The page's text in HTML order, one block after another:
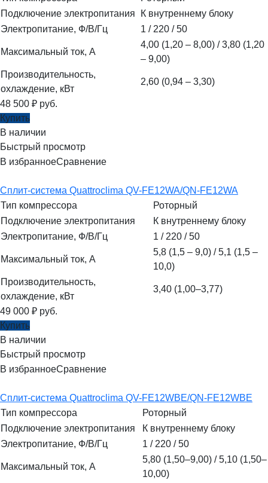
Подключение электропитания
К внутреннему блоку
Электропитание, Ф/В/Гц
1 / 220 / 50
Максимальный ток, А
4,00 (1,20 – 8,00) / 3,80 (1,20
– 9,00)
Производительность,
охлаждение, кВт
2,60 (0,94 – 3,30)
48 500 ₽ руб.
Купить
В наличии
Быстрый просмотр
В избранноеСравнение
Сплит-система Quattroclima QV-FE12WA/QN-FE12WA
Тип компрессора
Роторный
Подключение электропитания
К внутреннему блоку
Электропитание, Ф/В/Гц
1 / 220 / 50
Максимальный ток, А
5,8 (1,5 – 9,0) / 5,1 (1,5 –
10,0)
Производительность,
охлаждение, кВт
3,40 (1,00–3,77)
49 000 ₽ руб.
Купить
В наличии
Быстрый просмотр
В избранноеСравнение
Сплит-система Quattroclima QV-FE12WBE/QN-FE12WBE
Тип компрессора
Роторный
Подключение электропитания
К внутреннему блоку
Электропитание, Ф/В/Гц
1 / 220 / 50
Максимальный ток, А
5,80 (1,50–9,00) / 5,10 (1,50–
10,00)